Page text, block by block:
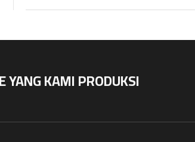
KAMI PRODUKSI